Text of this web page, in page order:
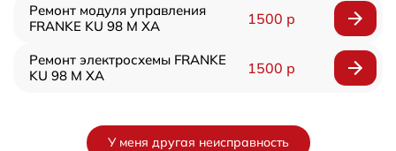
Ремонт модуля управления
FRANKE KU 98 M XA
1500 р
Ремонт электросхемы FRANKE
KU 98 M XA
1500 р
У меня другая неисправность